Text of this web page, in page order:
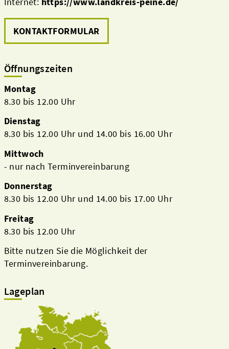
KONTAKTFORMULAR
Öffnungszeiten
Montag
8.30 bis 12.00 Uhr
Dienstag
8.30 bis 12.00 Uhr und 14.00 bis 16.00 Uhr
Mittwoch
- nur nach Terminvereinbarung
Donnerstag
8.30 bis 12.00 Uhr und 14.00 bis 17.00 Uhr
Freitag
8.30 bis 12.00 Uhr
Bitte nutzen Sie die Möglichkeit der
Terminvereinbarung.
Lageplan